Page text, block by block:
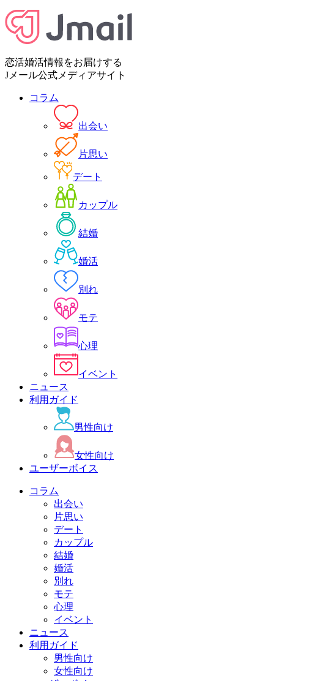
恋活婚活情報をお届けする
Jメール公式メディアサイト
コラム
出会い
片思い
デート
カップル
結婚
婚活
別れ
モテ
心理
イベント
ニュース
利用ガイド
男性向け
女性向け
ユーザーボイス
コラム
出会い
片思い
デート
カップル
結婚
婚活
別れ
モテ
心理
イベント
ニュース
利用ガイド
男性向け
女性向け